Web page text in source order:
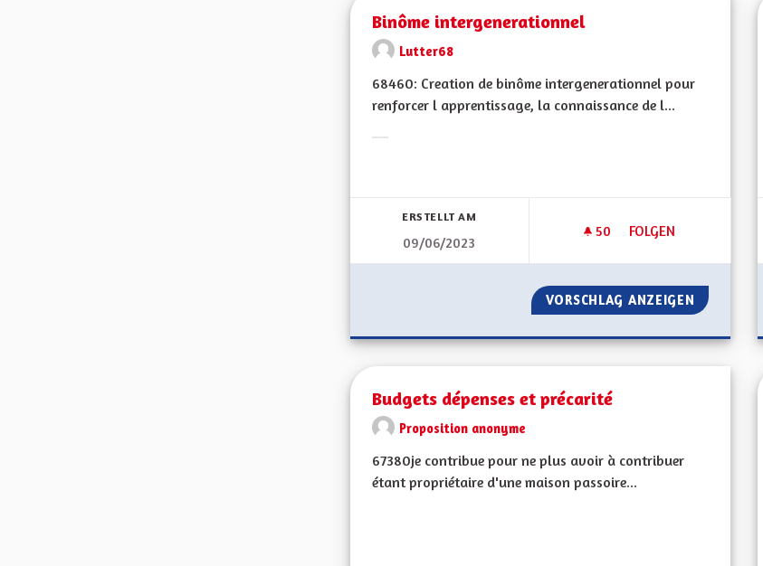
Binôme intergenerationnel
Lutter68
68460: Creation de binôme intergenerationnel pour
renforcer l apprentissage, la connaissance de l...
ERSTELLT AM
09/06/2023
50 50 FOLLOWER
FOLGEN
BINÔME
VORSCHLAG ANZEIGEN BINÔME
Budgets dépenses et précarité
Proposition anonyme
67380je contribue pour ne plus avoir à contribuer
étant propriétaire d'une maison passoire...